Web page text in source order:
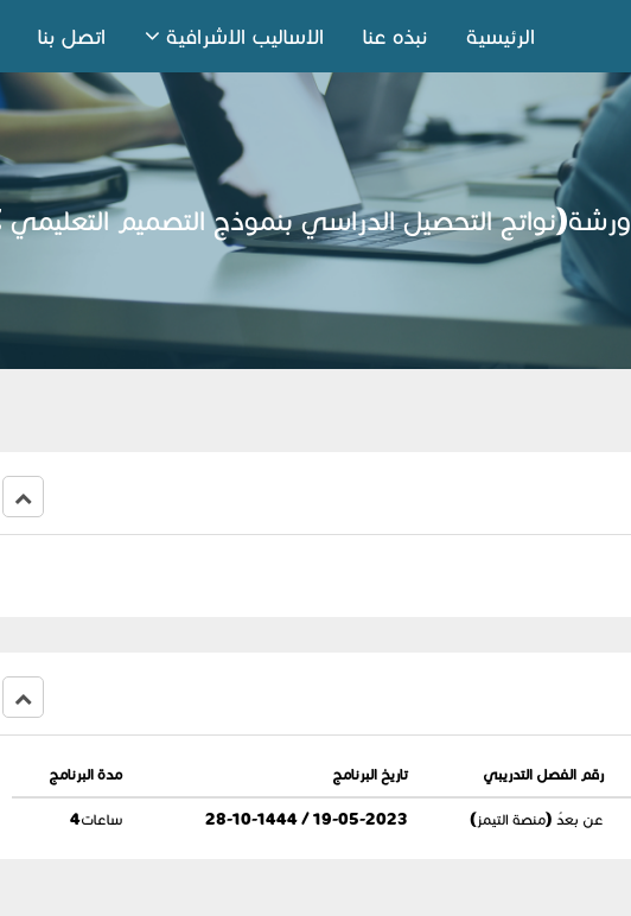
الرئيسية نبذه عنا الاساليب الاشرافية اتصل بنا
ورشة(نواتج التحصيل الدراسي بنموذج التصميم التعليمي ADDLE)
رقم الفصل التدريبي تاريخ البرنامج مدة البرنامج
عن بعدُ (منصة التيمز) 19-05-2023 / 28-10-1444 4ساعات